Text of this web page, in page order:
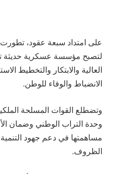
على امتداد سبعة عقود،
لتصبح مؤسسة عسكرية حديثة
العالية والابتكار والتخطيط
الانضباط والوفاء للوطن.
وتضطلع القوات المسلحة
وحدة التراب الوطني وضمان
مساهمتها في دعم جهود
الظروف.